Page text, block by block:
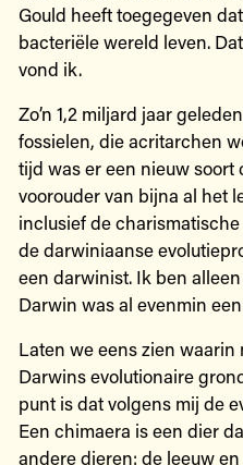
Gould heeft toegegeven
bacteriële wereld leven.
vond ik.
Zo’n 1,2 miljard jaar
fossielen, die acritarchen
tijd was er een nieuw soort
voorouder van bijna al het
inclusief de
de darwiniaanse
een darwinist. Ik ben
Darwin was al evenmin
Laten we eens zien
Darwins evolutionaire
punt is dat volgens mij de
Een chimaera is een dier
andere dieren: de leeuw